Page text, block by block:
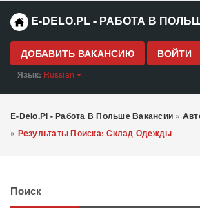
E-DELO.PL - РАБОТА В
ДОБАВИТЬ ВАКАНСИЮ ВОЙТИ
Язык: Russian
E-Delo.pl - Работа В Польше Вакансии »
» Результаты Поиска: Склад Одежды
Поиск